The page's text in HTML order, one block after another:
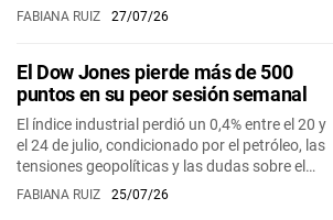
FABIANA RUIZ 27/07/26
El Dow Jones pierde más de 500
puntos en su peor sesión semanal
El índice industrial perdió un 0,4% entre el 20 y
el 24 de julio, condicionado por el petróleo, las
tensiones geopolíticas y las dudas sobre el…
FABIANA RUIZ 25/07/26